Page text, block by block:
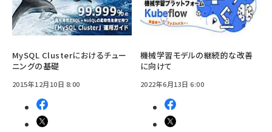
MySQL Clusterにおけるチュー
ニングの基礎
2015年12月10日 8:00
機械学習モデルの継続的な改善
に向けて
2022年6月13日 6:00